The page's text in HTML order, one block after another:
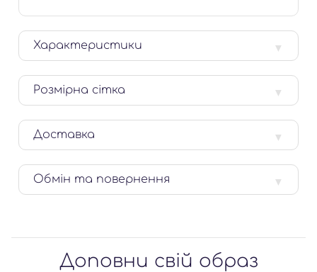
Характеристики
Розмірна сітка
Доставка
Обмін та повернення
Доповни свій образ